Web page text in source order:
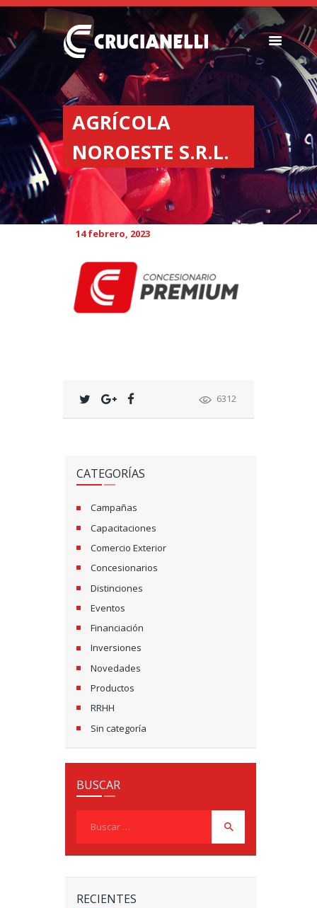
AGRÍCOLA
NOROESTE S.R.L.
SEMBRADORAS
FERTILIZADORAS
INSTITUCIONAL
CONCESIONARIOS
NOVEDADES
RECURSOS
CONTACTO
14 febrero, 2023
6312
CATEGORÍAS
Campañas
Capacitaciones
Comercio Exterior
Concesionarios
Distinciones
Eventos
Financiación
Inversiones
Novedades
Productos
RRHH
Sin categoría
BUSCAR
RECIENTES